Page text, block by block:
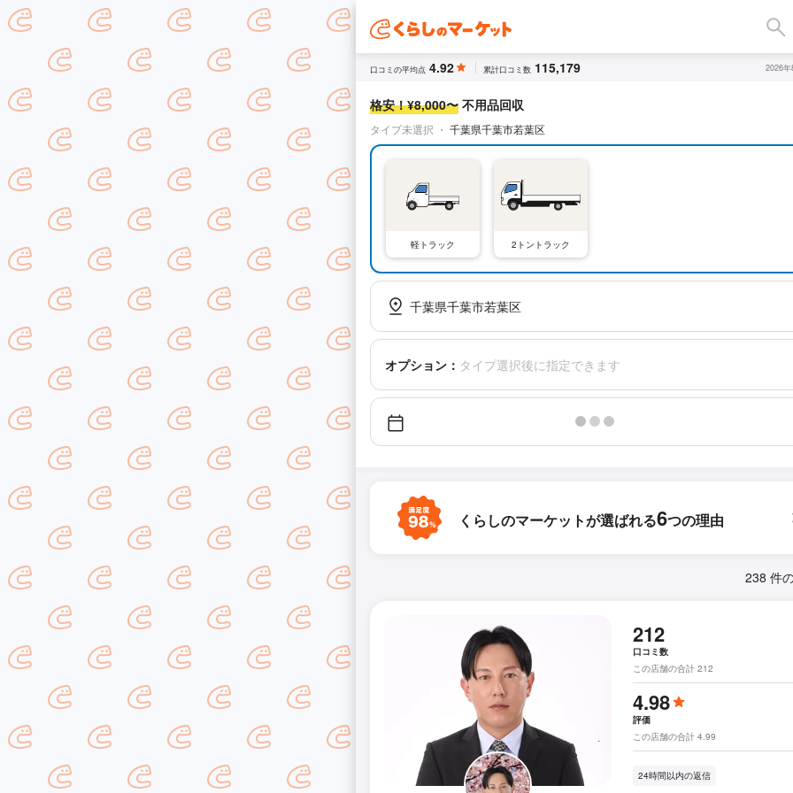
口コミの平均点 4.92 累計口コミ数 115,179 2026
格安！¥8,000〜 不用品回収
タイプ未選択 ・ 千葉県千葉市若葉区
軽トラック 2トントラック
千葉県千葉市若葉区
オプション： タイプ選択後に指定できます
くらしのマーケットが選ばれる6つの理由
238 件
212
口コミ数
この店舗の合計 212
4.98
評価
この店舗の合計 4.99
24時間以内の返信